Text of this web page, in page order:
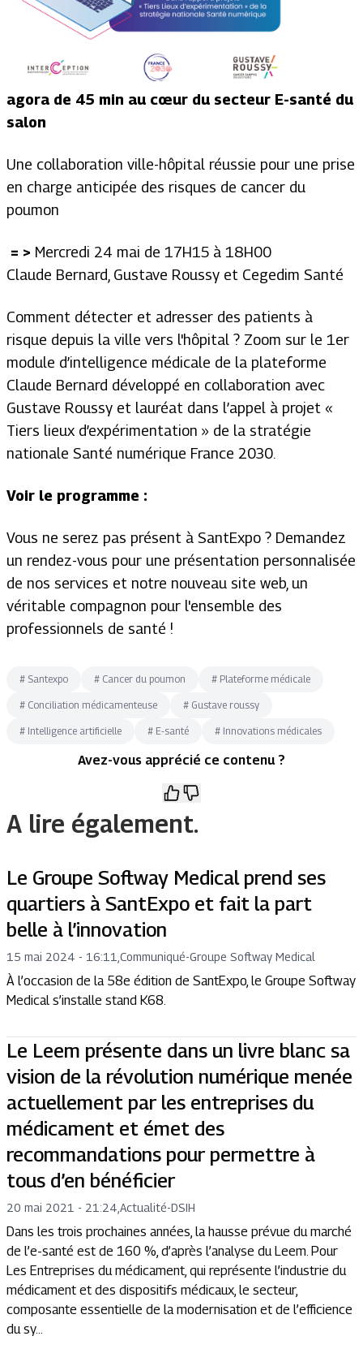
agora de 45 min au cœur du secteur E-santé du
salon
Une collaboration ville-hôpital réussie pour une prise
en charge anticipée des risques de cancer du
poumon
= > Mercredi 24 mai de 17H15 à 18H00
Claude Bernard, Gustave Roussy et Cegedim Santé
Comment détecter et adresser des patients à
risque depuis la ville vers l'hôpital ? Zoom sur le 1er
module d’intelligence médicale de la plateforme
Claude Bernard développé en collaboration avec
Gustave Roussy et lauréat dans l’appel à projet «
Tiers lieux d’expérimentation » de la stratégie
nationale Santé numérique France 2030.
Voir le programme :
Vous ne serez pas présent à SantExpo ? Demandez
un rendez-vous pour une présentation personnalisée
de nos services et notre nouveau site web, un
véritable compagnon pour l'ensemble des
professionnels de santé !
# Santexpo # Cancer du poumon # Plateforme médicale
# Conciliation médicamenteuse # Gustave roussy
# Intelligence artificielle # E-santé # Innovations médicales
Avez-vous apprécié ce contenu ?
A lire également.
Le Groupe Softway Medical prend ses
quartiers à SantExpo et fait la part
belle à l’innovation
15 mai 2024 - 16:11,Communiqué-Groupe Softway Medical
À l’occasion de la 58e édition de SantExpo, le Groupe Softway
Medical s’installe stand K68.
Le Leem présente dans un livre blanc sa
vision de la révolution numérique menée
actuellement par les entreprises du
médicament et émet des
recommandations pour permettre à
tous d’en bénéficier
20 mai 2021 - 21:24,Actualité-DSIH
Dans les trois prochaines années, la hausse prévue du marché
de l’e-santé est de 160 %, d’après l’analyse du Leem. Pour
Les Entreprises du médicament, qui représente l’industrie du
médicament et des dispositifs médicaux, le secteur,
composante essentielle de la modernisation et de l’efficience
du sy...